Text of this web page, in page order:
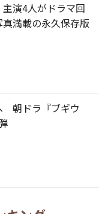
主演4人がドラマ回
満載の永久保存版
朝ドラ『ブギウ